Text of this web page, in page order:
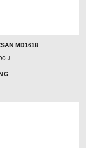
MD1618
₫